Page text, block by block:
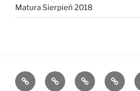
Matura Sierpień 2018
Strona Dlaczego
O
Opinie